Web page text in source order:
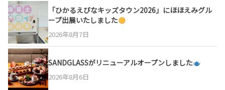
「ひかるえびなキッズタウン2026」にほほえみグル
ープ出展いたしました
2026年8月7日
SANDGLASSがリニューアルオープンしました
2026年8月6日